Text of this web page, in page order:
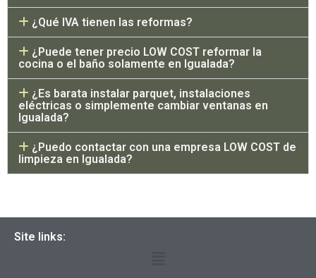
¿Qué IVA tienen las reformas?
¿Puede tener precio LOW COST reformar la
cocina o el baño solamente en Igualada?
¿Es barata instalar parquet, instalaciones
eléctricas o simplemente cambiar ventanas en
Igualada?
¿Puedo contactar con una empresa LOW COST de
limpieza en Igualada?
Site links: